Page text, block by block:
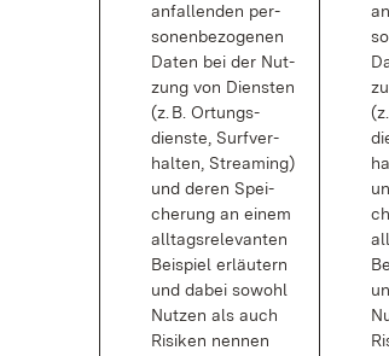
an­fal­len­den per­
so­nen­be­zo­ge­nen
Da­ten bei der Nut­
zung von Diens­ten
(z. B. Or­tungs­
diens­te, Surf­ver­
hal­ten, Strea­m­ing)
und de­ren Spei­
che­rung an ei­nem
all­tags­re­le­van­ten
Bei­spiel er­läu­tern
und da­bei so­wohl
Nut­zen als auch
Ri­si­ken nen­nen